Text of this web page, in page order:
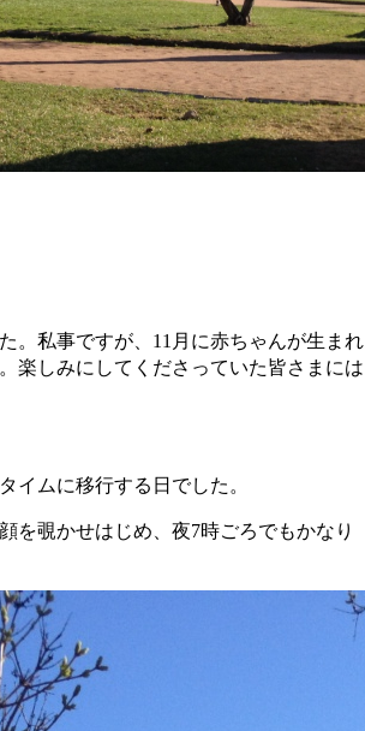
。私事ですが、 11 月に赤ちゃんが生まれ
楽しみにしてくださっていた皆さまには
イムに移行する日でした。
を覗かせはじめ、夜7時ごろでもかなり